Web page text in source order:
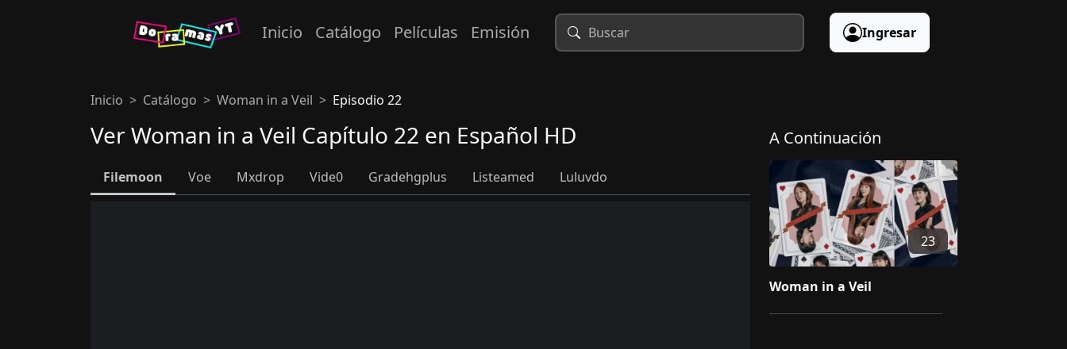
Inicio Catálogo Películas Emisión Ingresar
Inicio Catálogo Woman in a Veil Episodio 22
Ver Woman in a Veil Capítulo 22 en Español HD
Filemoon Voe Mxdrop Vide0 Gradehgplus Listeamed Luluvdo
A Continuación
23
Woman in a Veil